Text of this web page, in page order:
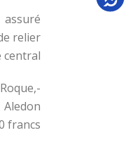
relier
francs.